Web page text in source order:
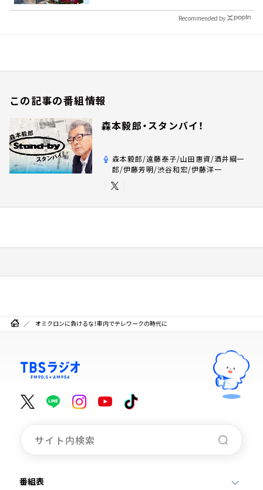
Recommended by
この記事の番組情報
森本毅郎・スタンバイ！
森本毅郎/遠藤泰子/山田惠資/酒井綱一
郎/伊藤芳明/渋谷和宏/伊藤洋一
オミクロンに負けるな！車内でテレワークの時代に
番組表